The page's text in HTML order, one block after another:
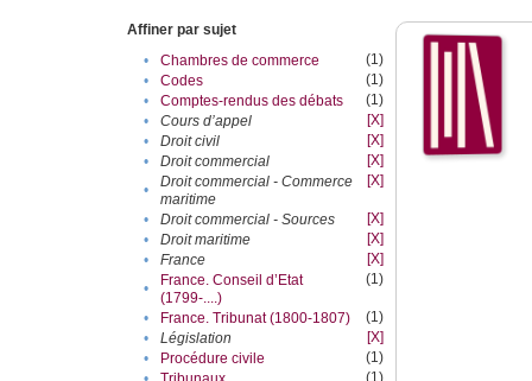
Affiner par sujet
•
Chambres de commerce
(1)
•
Codes
(1)
•
Comptes-rendus des débats
(1)
•
Cours d’appel
[X]
•
Droit civil
[X]
•
Droit commercial
[X]
•
Droit commercial - Commerce
maritime
[X]
• Droit commercial - Sources
[X]
•
Droit maritime
[X]
•
France
[X]
•
France. Conseil d’Etat
(1799-....)
(1)
• France. Tribunat (1800-1807)
(1)
•
Législation
[X]
•
Procédure civile
(1)